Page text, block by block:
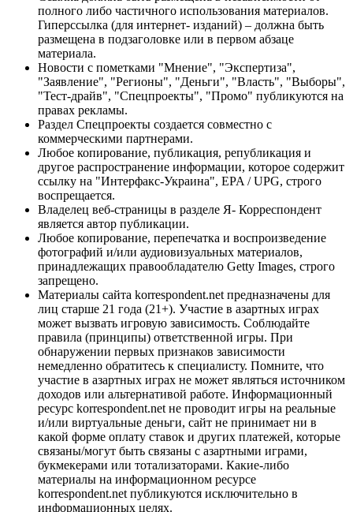
полного либо частичного использования материалов.
Гиперссылка (для интернет- изданий) – должна быть
размещена в подзаголовке или в первом абзаце
материала.
Новости с пометками "Мнение", "Экспертиза",
"Заявление", "Регионы", "Деньги", "Власть", "Выборы",
"Тест-драйв", "Спецпроекты", "Промо" публикуются на
правах рекламы.
Раздел Спецпроекты создается совместно с
коммерческими партнерами.
Любое копирование, публикация, републикация и
другое распространение информации, которое содержит
ссылку на "Интерфакс-Украина", EPA / UPG, строго
воспрещается.
Владелец веб-страницы в разделе Я- Корреспондент
является автор публикации.
Любое копирование, перепечатка и воспроизведение
фотографий и/или аудиовизуальных материалов,
принадлежащих правообладателю Getty Images, строго
запрещено.
Материалы сайта korrespondent.net предназначены для
лиц старше 21 года (21+). Участие в азартных играх
может вызвать игровую зависимость. Соблюдайте
правила (принципы) ответственной игры. При
обнаружении первых признаков зависимости
немедленно обратитесь к специалисту. Помните, что
участие в азартных играх не может являться источником
доходов или альтернативой работе. Информационный
ресурс korrespondent.net не проводит игры на реальные
и/или виртуальные деньги, сайт не принимает ни в
какой форме оплату ставок и других платежей, которые
связаны/могут быть связаны с азартными играми,
букмекерами или тотализаторами. Какие-либо
материалы на информационном ресурсе
korrespondent.net публикуются исключительно в
информационных целях.